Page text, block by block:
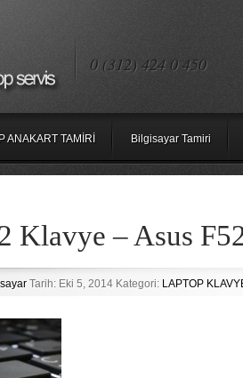
0 (312) 424 0 450
ANAKART TAMİRİ Bilgisayar Tamiri
Klavye – Asus
Tarih: Eki 5, 2014 Kategori: LAPTOP